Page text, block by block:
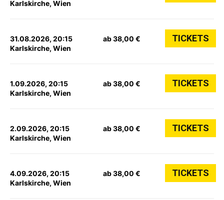
Karlskirche, Wien
31.08.2026, 20:15
Karlskirche, Wien
ab 38,00 € TICKETS
1.09.2026, 20:15
Karlskirche, Wien
ab 38,00 € TICKETS
2.09.2026, 20:15
Karlskirche, Wien
ab 38,00 € TICKETS
4.09.2026, 20:15
Karlskirche, Wien
ab 38,00 € TICKETS